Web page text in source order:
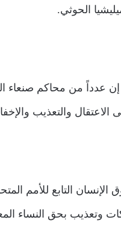
الحوثي.
عدداً من محاكم صنعاء
والتعذيب
وتعذيب بحق النساء